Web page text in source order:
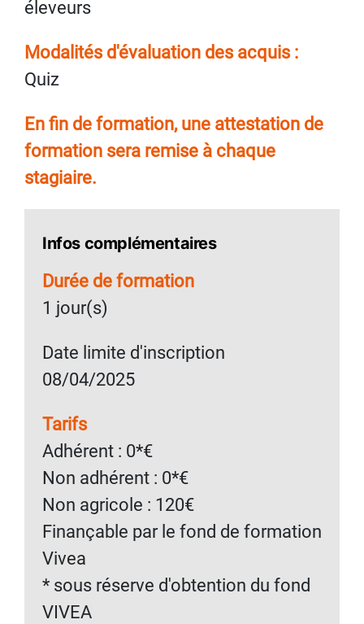
éleveurs
Modalités d'évaluation des acquis :
Quiz
En fin de formation, une attestation de
formation sera remise à chaque
stagiaire.
Infos complémentaires
Durée de formation
1 jour(s)
Date limite d'inscription
08/04/2025
Tarifs
Adhérent : 0*€
Non adhérent : 0*€
Non agricole : 120€
Finançable par le fond de formation
Vivea
* sous réserve d'obtention du fond
VIVEA